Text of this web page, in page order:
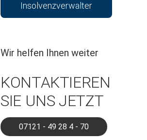
Insolvenzverwalter
Wir helfen Ihnen weiter
KONTAKTIEREN
SIE UNS JETZT
07121 - 49 28 4 - 70